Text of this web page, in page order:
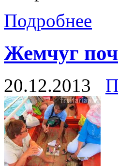
Подробнее
Жемчуг
20.12.2013